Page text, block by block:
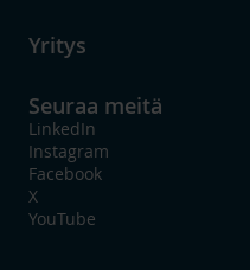
Yritys
Seuraa meitä
LinkedIn
Instagram
Facebook
X
YouTube